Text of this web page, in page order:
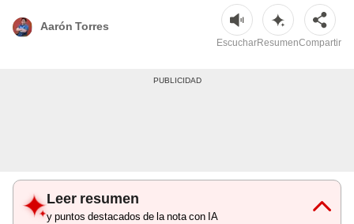
Aarón Torres
EscucharResumenCompartir
Leer resumen
y puntos destacados de la nota con IA